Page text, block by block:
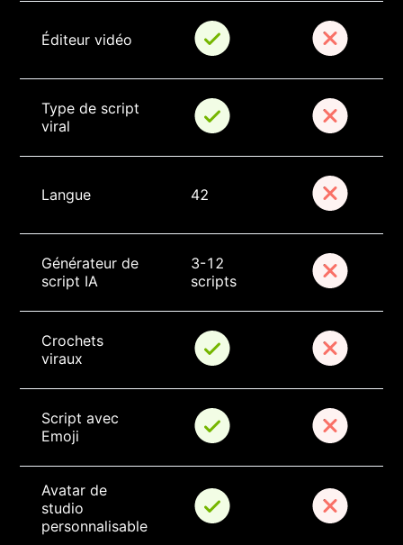
Éditeur vidéo
Type de script
viral
Langue 42
Générateur de
script IA
3-12
scripts
Crochets
viraux
Script avec
Emoji
Avatar de
studio
personnalisable